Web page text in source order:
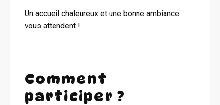
Un accueil chaleureux et une bonne ambiance
vous attendent !
Comment
participer ?